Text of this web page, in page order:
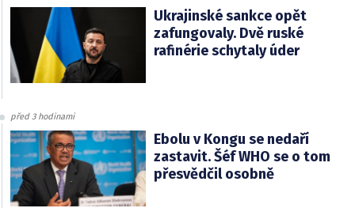
Ukrajinské sankce opět
zafungovaly. Dvě ruské
rafinérie schytaly úder
před 3 hodinami
Ebolu v Kongu se nedaří
zastavit. Šéf WHO se o tom
přesvědčil osobně